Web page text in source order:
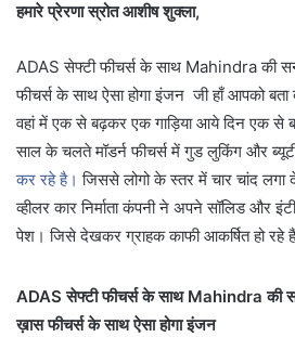
हमारे प्रेरणा स्रोत आशीष शुक्ला,
ADAS सेफ्टी फीचर्स के साथ Mahindra
फीचर्स के साथ ऐसा होगा इंजन जी हाँ आपको
वहां में एक से बढ़कर एक गाड़िया आये दिन एक से
साल के चलते मॉडर्न फीचर्स में गुड लुकिंग और
कर रहे है। जिससे लोगो के स्तर में चार चांद
व्हीलर कार निर्माता कंपनी ने अपने सॉलिड और
पेश। जिसे देखकर ग्राहक काफी आकर्षित हो रहे
ADAS सेफ्टी फीचर्स के साथ Mahindra
ख़ास फीचर्स के साथ ऐसा होगा इंजन